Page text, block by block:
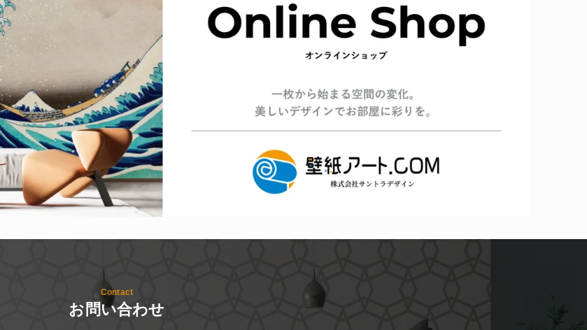
Contact
お問い合わせ